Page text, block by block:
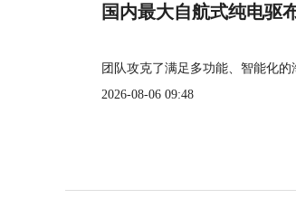
国内最大自航式纯电驱
团队攻克了满足多功能、智能化
2026-08-06 09:48